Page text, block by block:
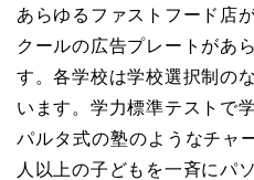
あらゆるファストフード店
クールの広告プレートがあ
す。各学校は学校選択制の
います。学力標準テストで
パルタ式の塾のようなチャ
人以上の子どもを一斉にパ